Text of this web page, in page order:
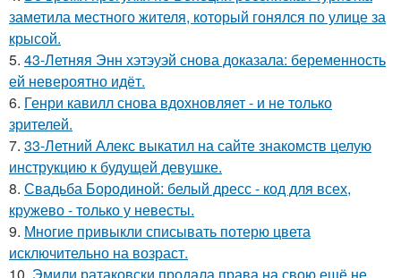
заметила местного жителя, который гонялся по улице за
крысой.
5. 43-Летняя Энн хэтэуэй снова доказала: беременность
ей невероятно идёт.
6. Генри кавилл снова вдохновляет - и не только
зрителей.
7. 33-Летний Алекс выкатил на сайте знакомств целую
инструкцию к будущей девушке.
8. Свадьба Бородиной: белый дресс - код для всех,
кружево - только у невесты.
9. Многие привыкли списывать потерю цвета
исключительно на возраст.